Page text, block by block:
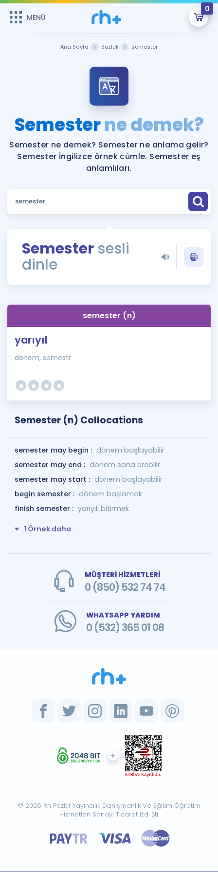
MENÜ
0
ÜYE DEĞİLİM
Sepetin Şu An Boş.
Remzi Hoca ile seni sınava hazırlayacak onlarca eğitim seni
bekliyor!
MENÜ
Faydalı Araçlar
Sözlük
Rehberlik Aracı
ÖSYM Sınav Takvimi
İngilizce Gramer
Hakkımızda
Ana Sayfa Sözlük semester
Semesterne demek?
Semester ne demek? Semester ne anlama gelir?
Semester İngilizce örnek cümle. Semester eş
anlamlıları.
Semester sesli
dinle
semester (n)
yarıyıl
dönem, sömestr
Semester (n) Collocations
semester may begin : dönem başlayabilir
semester may end : dönem sona erebilir
semester may start : dönem başlayabilir
begin semester : dönem başlamak
finish semester : yarıyılı bitirmek
1 Örnek daha
MÜŞTERİ HİZMETLERİ
0 (850) 532 74 74
WHATSAPP YARDIM
0 (532) 365 01 08
© 2026 Rh Pozitif Yayıncılık Danışmanlık Ve Eğitim Öğretim
Hizmetleri Sanayi Ticaret Ltd. Şti.